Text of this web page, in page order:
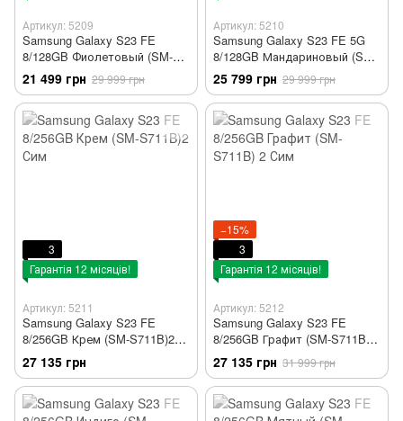
Артикул: 5209
Samsung Galaxy S23 FE
8/128GB Фиолетовый (SM-
S711B) 2 Сим
21 499 грн 29 999 грн
Артикул: 5210
Samsung Galaxy S23 FE 5G
8/128GB Мандариновый (SM-
S711B) 2 Сим
25 799 грн 29 999 грн
3
Гарантія 12 місяців!
Артикул: 5211
Samsung Galaxy S23 FE
8/256GB Крем (SM-S711B)2
Сим
27 135 грн
−15%
3
Гарантія 12 місяців!
Артикул: 5212
Samsung Galaxy S23 FE
8/256GB Графит (SM-S711B) 2
Сим
27 135 грн 31 999 грн